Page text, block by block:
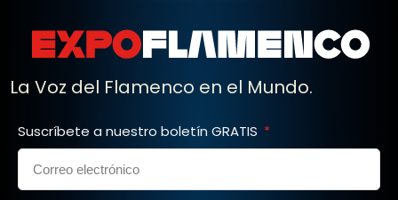
La Voz del Flamenco en el Mundo.
Suscríbete a nuestro boletín GRATIS